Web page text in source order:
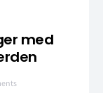
med